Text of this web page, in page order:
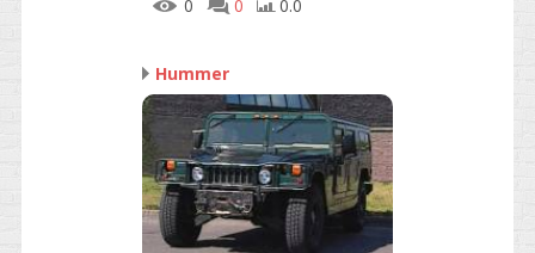
0
0 0.0
Hummer